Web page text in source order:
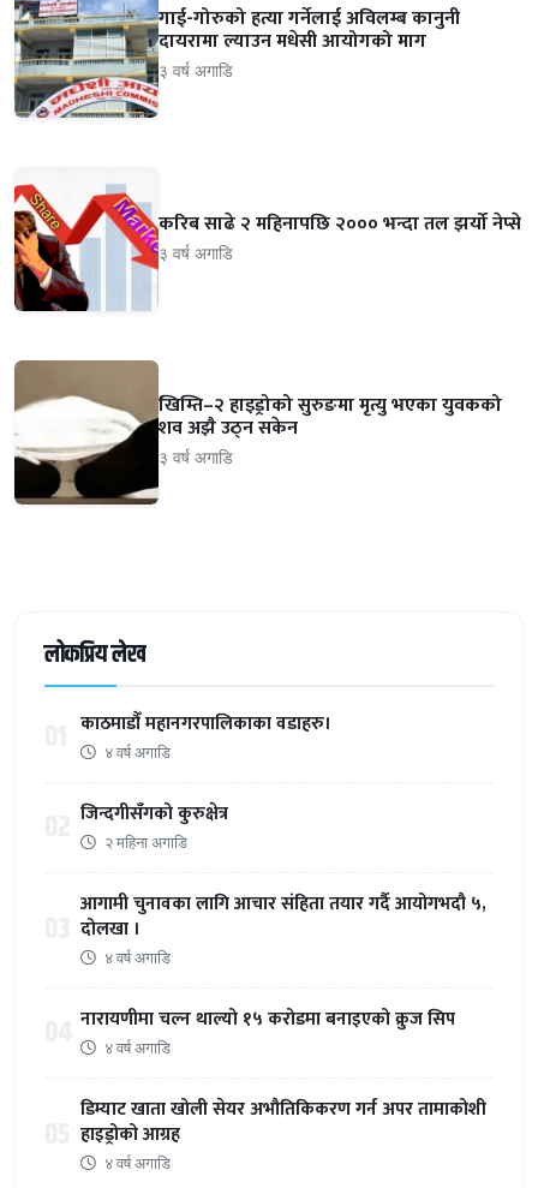
गाई-गोरुको हत्या गर्नेलाई अविलम्ब कानुनी
दायरामा ल्याउन मधेसी आयोगको माग
३ वर्ष अगाडि
करिब साढे २ महिनापछि २००० भन्दा तल झर्यो नेप्से
३ वर्ष अगाडि
खिम्ति–२ हाइड्रोको सुरुङमा मृत्यु भएका युवकको
शव अझै उठ्न सकेन
३ वर्ष अगाडि
लोकप्रिय लेख
काठमाडौँ महानगरपालिकाका वडाहरु।
४ वर्ष अगाडि
जिन्दगीसँगको कुरुक्षेत्र
२ महिना अगाडि
आगामी चुनावका लागि आचार संहिता तयार गर्दै आयोगभदौ ५,
दोलखा ।
४ वर्ष अगाडि
नारायणीमा चल्न थाल्यो १५ करोडमा बनाइएको क्रुज सिप
४ वर्ष अगाडि
डिम्याट खाता खोली सेयर अभौतिकिकरण गर्न अपर तामाकोशी
हाइड्रोको आग्रह
४ वर्ष अगाडि